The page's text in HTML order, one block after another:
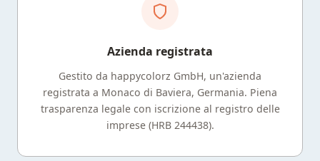
Azienda registrata
Gestito da happycolorz GmbH, un'azienda
registrata a Monaco di Baviera, Germania. Piena
trasparenza legale con iscrizione al registro delle
imprese (HRB 244438).